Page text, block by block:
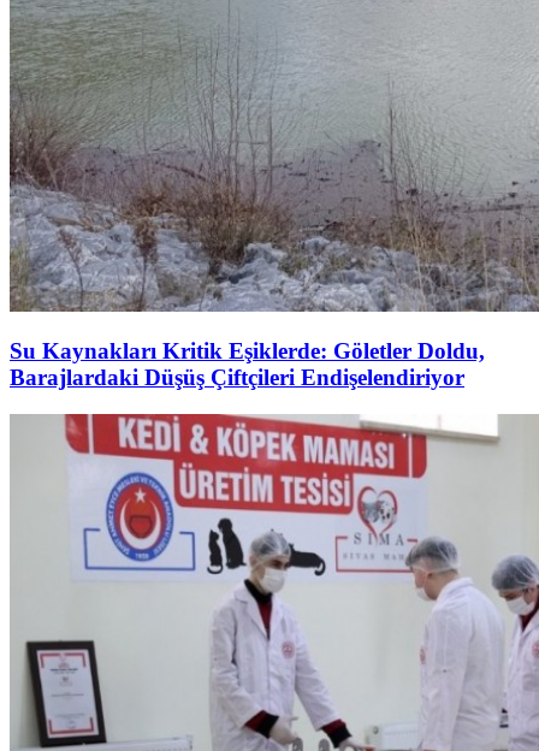
Su Kaynakları Kritik Eşiklerde: Göletler Doldu,
Barajlardaki Düşüş Çiftçileri Endişelendiriyor